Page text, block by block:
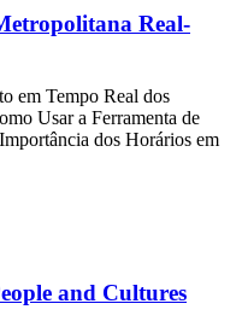
Real-
em Tempo Real dos
Usar a Ferramenta de
dos Horários em
and Cultures